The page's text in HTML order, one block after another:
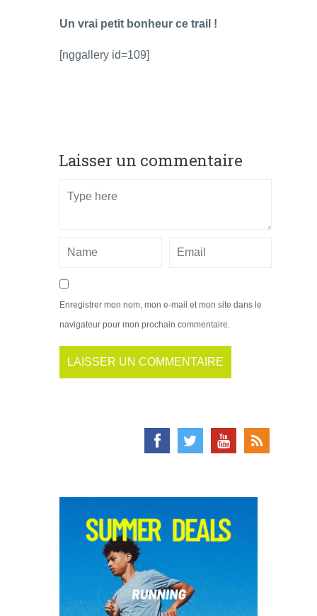
Un vrai petit bonheur ce trail !
[nggallery id=109]
Laisser un commentaire
Enregistrer mon nom, mon e-mail et mon site dans le
navigateur pour mon prochain commentaire.